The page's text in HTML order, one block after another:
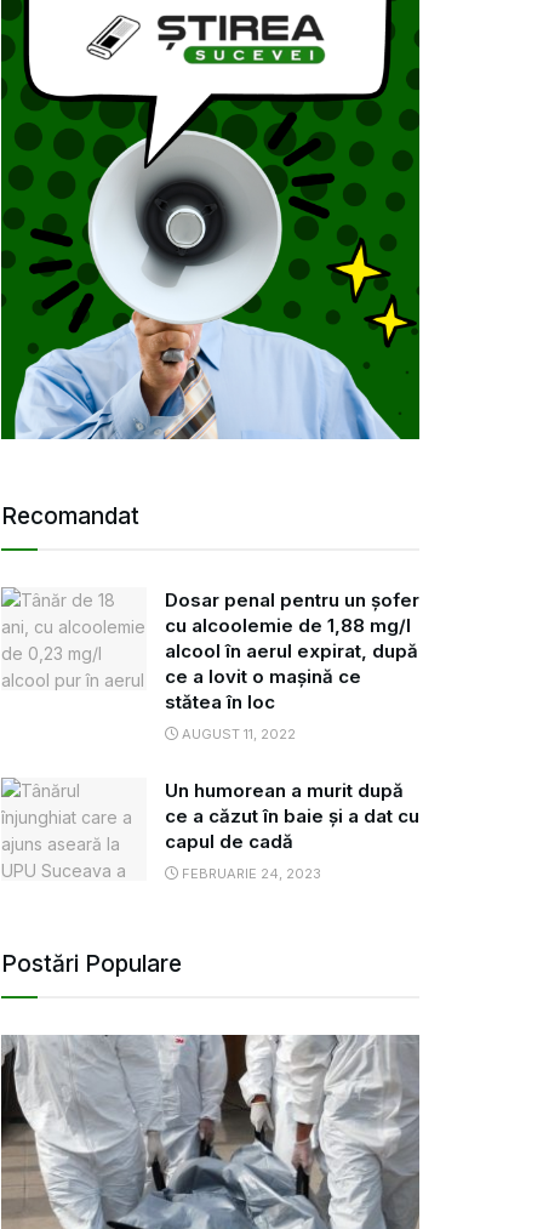
Recomandat
Dosar penal pentru un șofer
cu alcoolemie de 1,88 mg/l
alcool în aerul expirat, după
ce a lovit o mașină ce
stătea în loc
AUGUST 11, 2022
Un humorean a murit după
ce a căzut în baie și a dat cu
capul de cadă
FEBRUARIE 24, 2023
Postări Populare